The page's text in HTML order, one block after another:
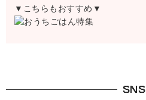
▼こちらもおすすめ▼
SNS